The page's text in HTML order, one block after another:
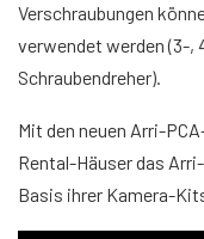
Verschraubungen
verwendet werden (3-,
Schraubendreher).
Mit den neuen Arri-
Rental-Häuser das
Basis ihrer Kamera-